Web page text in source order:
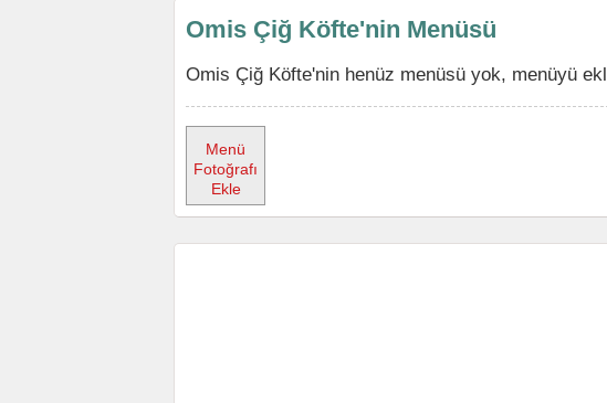
Omis Çiğ Köfte'nin Menüsü
Omis Çiğ Köfte'nin henüz menüsü yok, menüyü
Menü
Fotoğrafı
Ekle